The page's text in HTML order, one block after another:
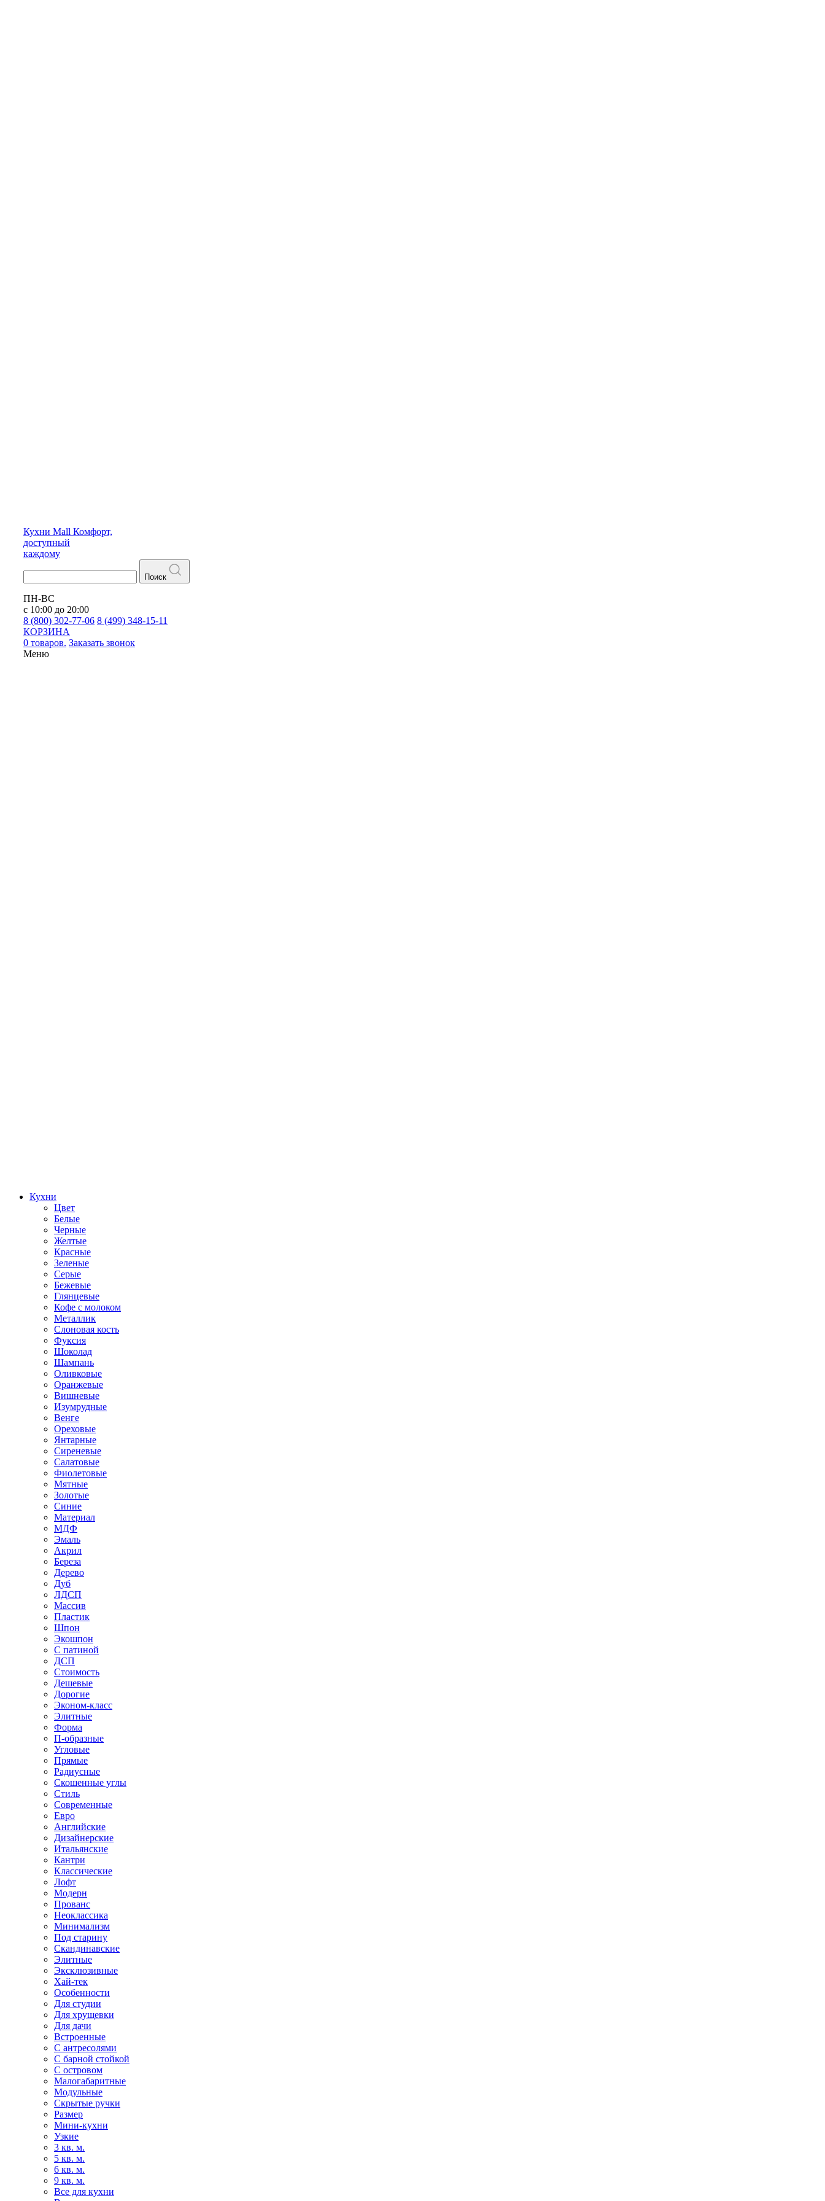
Кухни Mall Комфорт,
доступный
каждому
Поиск
ПН-ВС
с 10:00 до 20:00
8 (800) 302-77-06 8 (499) 348-15-11
КОРЗИНА
0 товаров. Заказать звонок
Меню
Кухни
Цвет
Белые
Черные
Желтые
Красные
Зеленые
Серые
Бежевые
Глянцевые
Кофе с молоком
Металлик
Слоновая кость
Фуксия
Шоколад
Шампань
Оливковые
Оранжевые
Вишневые
Изумрудные
Венге
Ореховые
Янтарные
Сиреневые
Салатовые
Фиолетовые
Мятные
Золотые
Синие
Материал
МДФ
Эмаль
Акрил
Береза
Дерево
Дуб
ЛДСП
Массив
Пластик
Шпон
Экошпон
С патиной
ДСП
Стоимость
Дешевые
Дорогие
Эконом-класс
Элитные
Форма
П-образные
Угловые
Прямые
Радиусные
Скошенные углы
Стиль
Современные
Евро
Английские
Дизайнерские
Итальянские
Кантри
Классические
Лофт
Модерн
Прованс
Неоклассика
Минимализм
Под старину
Скандинавские
Элитные
Эксклюзивные
Хай-тек
Особенности
Для студии
Для хрущевки
Для дачи
Встроенные
С антресолями
С барной стойкой
С островом
Малогабаритные
Модульные
Скрытые ручки
Размер
Мини-кухни
Узкие
3 кв. м.
5 кв. м.
6 кв. м.
9 кв. м.
Все для кухни